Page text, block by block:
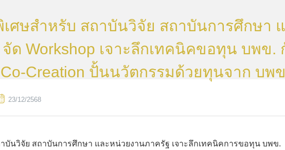
ศษสำหรับ สถาบันวิจัย สถาบันการศึกษา
ด Workshop เจาะลึกเทคนิคขอทุน บพข.
Co-Creation ปั้นนวัตกรรมด้วยทุนจาก บพ
23/12/2568
บันวิจัย สถาบันการศึกษา และหน่วยงานภาครัฐ เจาะลึกเทคนิคการขอทุน บพข.